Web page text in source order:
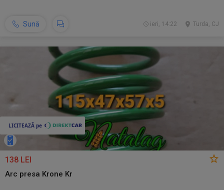
Sună Turda, CJ
ieri, 14:22
138 LEI
Arc presa Krone Kr